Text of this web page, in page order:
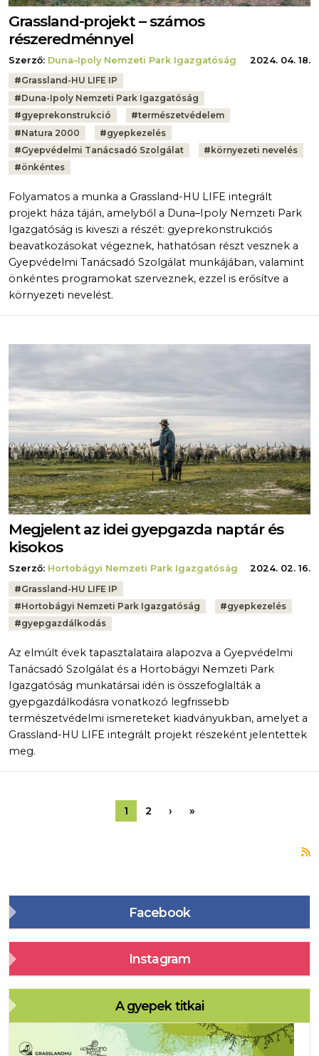
Grassland-projekt – számos
részeredménnyel
Szerző: Duna–Ipoly Nemzeti Park Igazgatóság
2024. 04. 18.
Tags:
#Grassland-HU LIFE IP
#Duna-Ipoly Nemzeti Park Igazgatóság
#gyeprekonstrukció #természetvédelem
#Natura 2000 #gyepkezelés
#Gyepvédelmi Tanácsadó Szolgálat # környezeti nevelés
#önkéntes
Folyamatos a munka a Grassland-HU LIFE integrált
projekt háza táján, amelyből a Duna–Ipoly Nemzeti Park
Igazgatóság is kiveszi a részét: gyeprekonstrukciós
beavatkozásokat végeznek, hathatósan részt vesznek a
Gyepvédelmi Tanácsadó Szolgálat munkájában, valamint
önkéntes programokat szerveznek, ezzel is erősítve a
környezeti nevelést.
Megjelent az idei gyepgazda naptár és
kisokos
Szerző: Hortobágyi Nemzeti Park Igazgatóság
2024. 02. 16.
Tags:
#Grassland-HU LIFE IP
#Hortobágyi Nemzeti Park Igazgatóság #gyepkezelés
#gyepgazdálkodás
Az elmúlt évek tapasztalataira alapozva a Gyepvédelmi
Tanácsadó Szolgálat és a Hortobágyi Nemzeti Park
Igazgatóság munkatársai idén is összefoglalták a
gyepgazdálkodásra vonatkozó legfrissebb
természetvédelmi ismereteket kiadványukban, amelyet a
Grassland-HU LIFE integrált projekt részeként jelentettek
meg.
1 2 › Következő oldal
»
Facebook
Instagram
A gyepek titkai